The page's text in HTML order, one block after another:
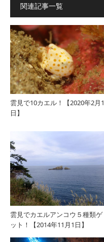
関連記事一覧
雲見で10カエル！【2020年2月1
日】
雲見でカエルアンコウ５種類ゲ
ット！【2014年11月1日】